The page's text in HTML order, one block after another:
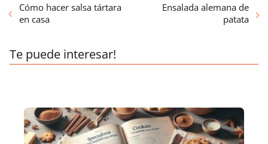
Cómo hacer salsa tártara
en casa
Ensalada alemana de
patata
Te puede interesar!